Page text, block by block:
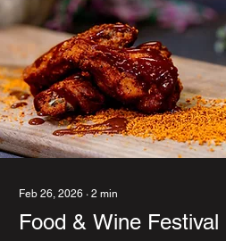
Feb 26, 2026 ∙ 2 min
Food & Wine Festival